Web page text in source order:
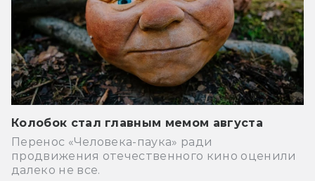
Колобок стал главным мемом августа
Перенос «Человека-паука» ради
продвижения отечественного кино оценили
далеко не все.